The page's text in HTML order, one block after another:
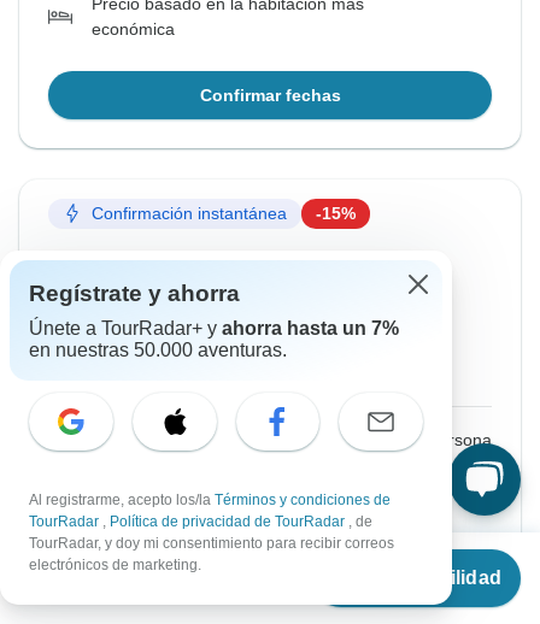
Desde €1,910
Ver disponibilidad
económica
Confirmar fechas
Confirmación instantánea -15%
Desde Domingo
16 ago., 2026
Hasta Sábado
22 ago., 2026
Inglés
Desde: €1,910 €1,623 por persona
Regístratepara acceder a los descuentos
Precio basado en la habitación más
económica
Regístrate y ahorra
Únete a TourRadar+ y ahorra hasta un 7%
en nuestras 50.000 aventuras.
Al registrarme, acepto los/la Términos y condiciones de
TourRadar , Política de privacidad de TourRadar , de
TourRadar, y doy mi consentimiento para recibir correos
electrónicos de marketing.